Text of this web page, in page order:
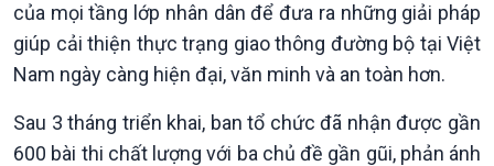
của mọi tầng lớp nhân dân để đưa ra những giải pháp
giúp cải thiện thực trạng giao thông đường bộ tại Việt
Nam ngày càng hiện đại, văn minh và an toàn hơn.
Sau 3 tháng triển khai, ban tổ chức đã nhận được gần
600 bài thi chất lượng với ba chủ đề gần gũi, phản ánh